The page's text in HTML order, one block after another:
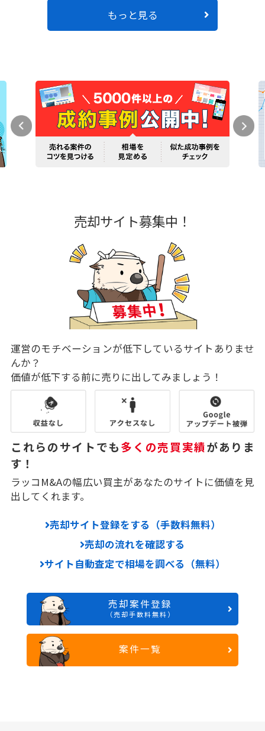
もっと見る
売却サイト募集中！
運営のモチベーションが低下しているサイトありませ
んか？
価値が低下する前に売りに出してみましょう！
これらのサイトでも多くの売買実績がありま
す！
ラッコM&Aの幅広い買主があなたのサイトに価値を見
出してくれます。
売却サイト登録をする（手数料無料）
売却の流れを確認する
サイト自動査定で相場を調べる（無料）
売却案件登録
（売却手数料無料）
案件一覧